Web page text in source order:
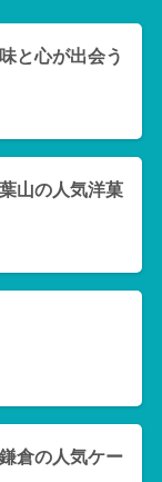
と心が出会う
山の人気洋菓
倉の人気ケー